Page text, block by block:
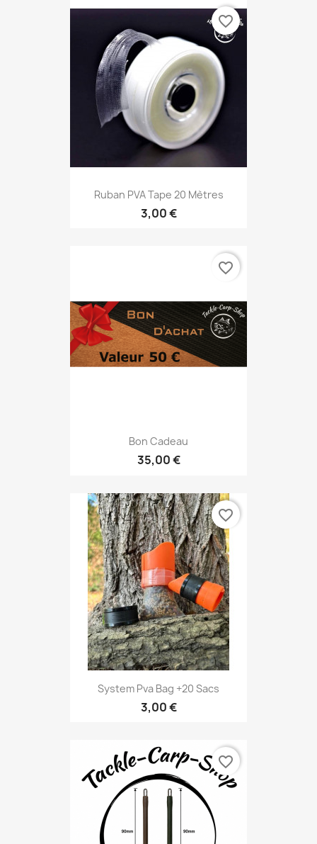
Ruban PVA Tape 20 Mètres
3,00 €
favorite_border
Bon Cadeau
35,00 €
favorite_border
System Pva Bag +20 Sacs
3,00 €
favorite_border
favorite_border